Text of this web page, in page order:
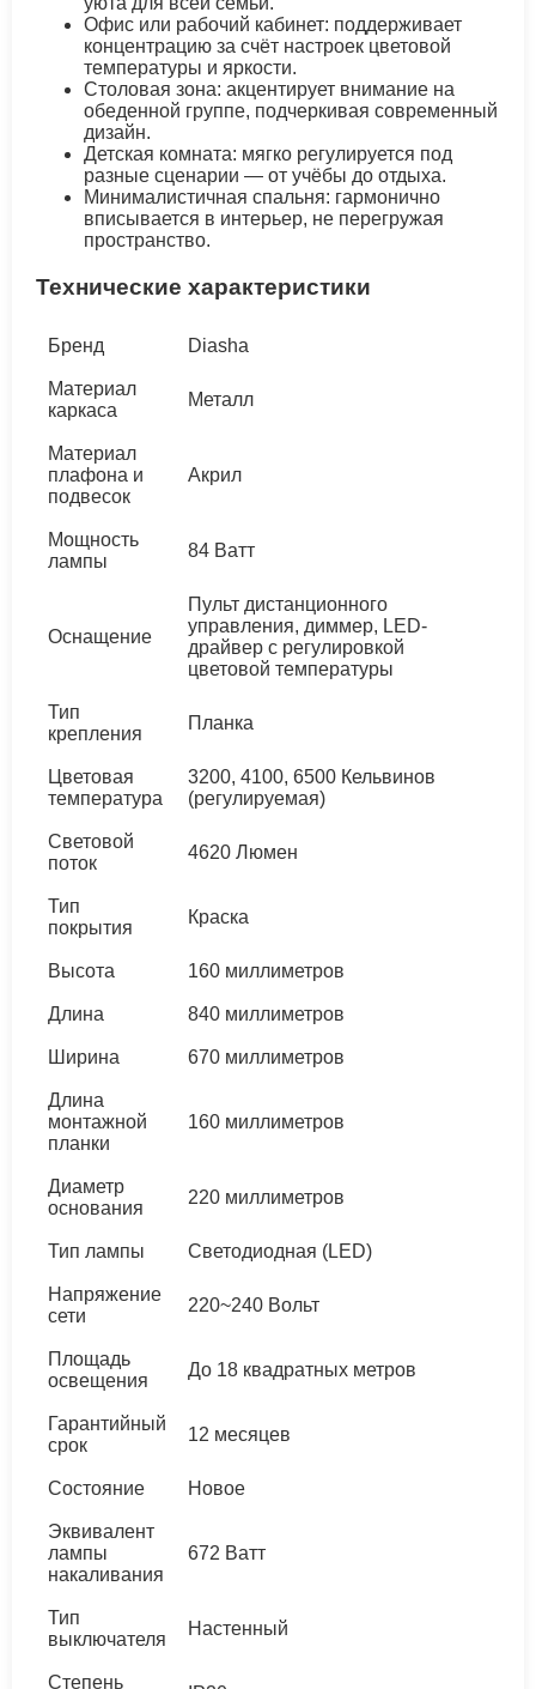
Офис или рабочий кабинет: поддерживает
концентрацию за счёт настроек цветовой
температуры и яркости.
Столовая зона: акцентирует внимание на
обеденной группе, подчеркивая современный
дизайн.
Детская комната: мягко регулируется под
разные сценарии — от учёбы до отдыха.
Минималистичная спальня: гармонично
вписывается в интерьер, не перегружая
пространство.
Технические характеристики
Бренд Diasha
Материал
каркаса
Металл
Материал
плафона и
подвесок
Акрил
Мощность
лампы
84 Ватт
Оснащение
Пульт дистанционного
управления, диммер, LED-
драйвер с регулировкой
цветовой температуры
Тип
крепления
Планка
Цветовая
температура
3200, 4100, 6500 Кельвинов
(регулируемая)
Световой
поток
4620 Люмен
Тип
покрытия
Краска
Высота 160 миллиметров
Длина 840 миллиметров
Ширина 670 миллиметров
Длина
монтажной
планки
160 миллиметров
Диаметр
основания
220 миллиметров
Тип лампы Светодиодная (LED)
Напряжение
сети
220~240 Вольт
Площадь
освещения
До 18 квадратных метров
Гарантийный
срок
12 месяцев
Состояние Новое
Эквивалент
лампы
накаливания
672 Ватт
Тип
выключателя
Настенный
Степень